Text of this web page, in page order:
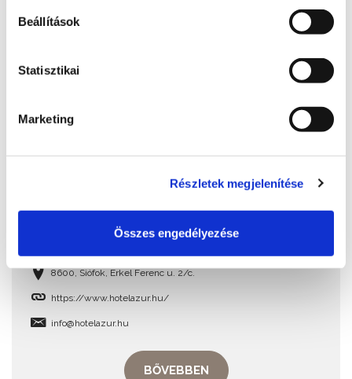
Beállítások
Statisztikai
Marketing
Részletek megjelenítése
Összes engedélyezése
Hotel Azúr****
8600, Siófok, Erkel Ferenc u. 2/c.
https://www.hotelazur.hu/
info@hotelazur.hu
BŐVEBBEN